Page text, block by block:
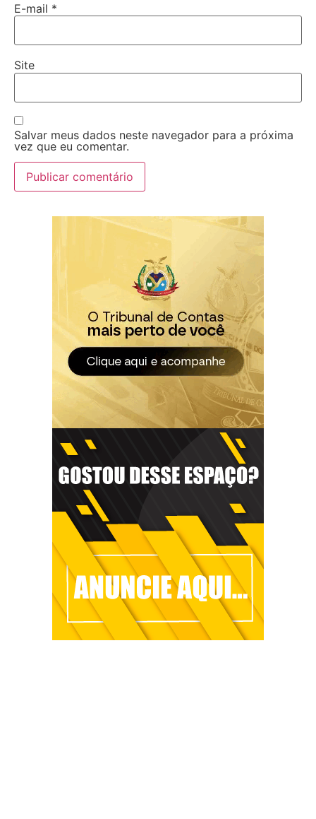
E-mail *
Site
Salvar meus dados neste navegador para a próxima
vez que eu comentar.